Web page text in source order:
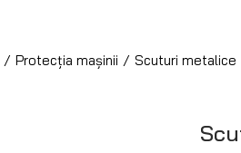
/ Protecția mașinii / Scuturi metalice